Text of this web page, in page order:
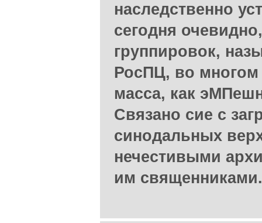
наследственно
сегодня
группировок,
РосПЦ, во многом
масса, как
Связано сие с
синодальных
нечестивыми
им священниками.